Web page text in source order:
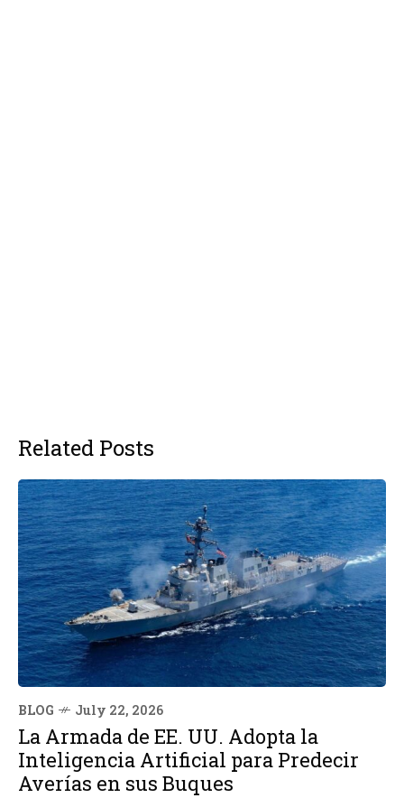
Related Posts
BLOG July 22, 2026
La Armada de EE. UU. Adopta la
Inteligencia Artificial para Predecir
Averías en sus Buques